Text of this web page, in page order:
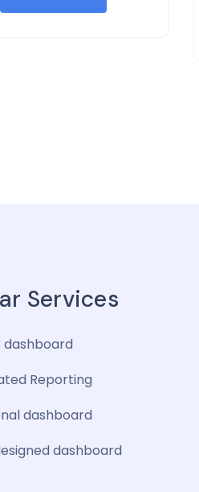
Services
dashboard
Reporting
dashboard
dashboard